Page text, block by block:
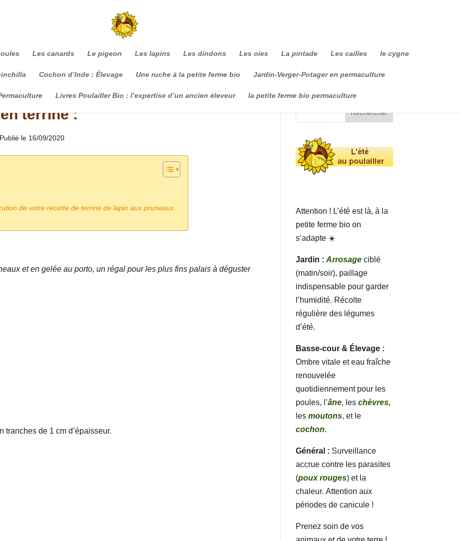
Les canards Le pigeon Les lapins Les dindons Les oies La pintade Les cailles le cygne
Cochon d’Inde : Élevage Une ruche à la petite ferme bio Jardin-Verger-Potager en permaculture
Livres Poulailler Bio : l’expertise d’un ancien éleveur la petite ferme bio permaculture
terrine :
le 16/09/2020
de votre recette de terrine de lapin aux pruneaux :
et en gelée au porto, un régal pour les plus fins palais à déguster
tranches de 1 cm d’épaisseur.
Attention ! L’été est là, à la
petite ferme bio on
s’adapte ☀️
Jardin : Arrosage ciblé
(matin/soir), paillage
indispensable pour garder
l’humidité. Récolte
régulière des légumes
d’été.
Basse-cour & Élevage :
Ombre vitale et eau fraîche
renouvelée
quotidiennement pour les
poules, l’âne, leschèvres,
lesmoutons, et le
cochon.
Général : Surveillance
accrue contre les parasites
(poux rouges) et la
chaleur. Attention aux
périodes de canicule !
Prenez soin de vos